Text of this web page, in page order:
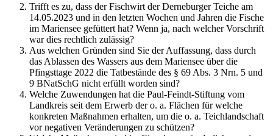
Trifft es zu, dass der Fischwirt der Derneburger Teiche am
14.05.2023 und in den letzten Wochen und Jahren die Fische
im Mariensee gefüttert hat? Wenn ja, nach welcher Vorschrift
war dies rechtlich zulässig?
Aus welchen Gründen sind Sie der Auffassung, dass durch
das Ablassen des Wassers aus dem Mariensee über die
Pfingsttage 2022 die Tatbestände des § 69 Abs. 3 Nrn. 5 und
9 BNatSchG nicht erfüllt worden sind?
Welche Zuwendungen hat die Paul-Feindt-Stiftung vom
Landkreis seit dem Erwerb der o. a. Flächen für welche
konkreten Maßnahmen erhalten, um die o. a. Teichlandschaft
vor negativen Veränderungen zu schützen?